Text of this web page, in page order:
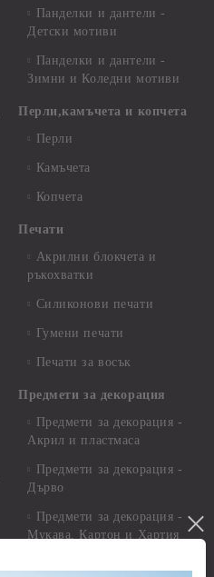
Панделки и дантели -
Детски мотиви
Панделки и дантели -
Зимни и Коледни мотиви
Перли,камъчета и копчета
Перли
Камъчета
Копчета
Печати
Акрилни блокчета и
ръкохватки
Силиконови печати
Гумени печати
Печати за восък
Предмети за декорация
Предмети за декорация -
Акрил и пластмаса
Предмети за декорация -
Дърво
Предмети за декорация -
Мукава, Картон и Хартия